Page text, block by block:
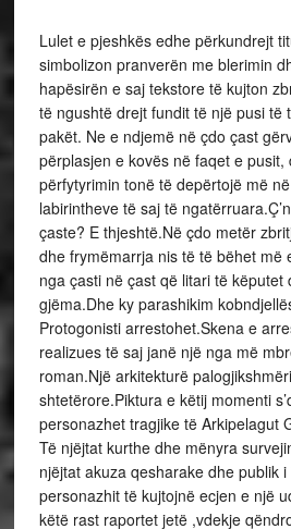
Lulet e pjeshkës edhe përkundrejt
simbolizon pranverën me blerimin
hapësirën e saj tekstore të kujton
të ngushtë drejt fundit të një pusi të
pakët. Ne e ndjemë në çdo çast
përplasjen e kovës në faqet e pusit,
përfytyrimin tonë të depërtojë më
labirintheve të saj të
çaste? E thjeshtë.Në çdo metër
dhe frymëmarrja nis të të bëhet më
nga çasti në çast që litari të këputet
gjëma.Dhe ky parashikim
Protogonisti arrestohet.Skena e
realizues të saj janë një nga më
roman.Një arkitekturë
shtetërore.Piktura e këtij momenti
personazhet tragjike të Arkipelagut
Të njëjtat kurthe dhe mënyra
njëjtat akuza qesharake dhe publik
personazhit të kujtojnë ecjen e një
këtë rast raportet jetë ,vdekje